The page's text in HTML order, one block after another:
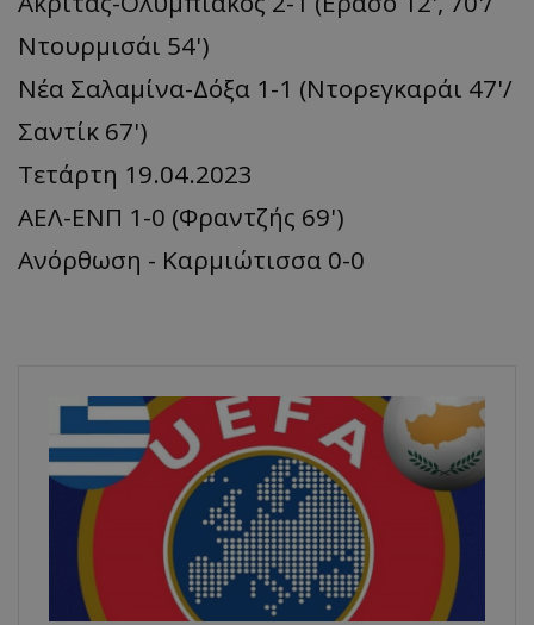
Ντουρμισάι 54')
Νέα Σαλαμίνα-Δόξα 1-1 (Ντορεγκαράι 47'/
Σαντίκ 67')
Τετάρτη 19.04.2023
ΑΕΛ-ΕΝΠ 1-0 (Φραντζής 69')
Ανόρθωση - Καρμιώτισσα 0-0